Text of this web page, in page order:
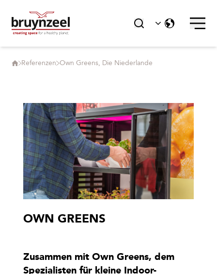
Referenzen Own Greens, Die Niederlande
OWN GREENS
Zusammen mit Own Greens, dem
Spezialisten für kleine Indoor-